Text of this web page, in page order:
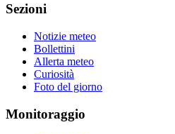
Sezioni
Notizie meteo
Bollettini
Allerta meteo
Curiosità
Foto del giorno
Monitoraggio